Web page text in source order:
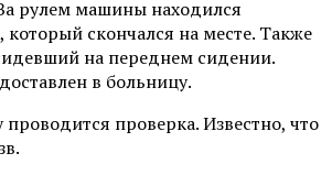
рулем машины находился
скончался на месте. Также
на переднем сидении.
в больницу.
проверка. Известно, что